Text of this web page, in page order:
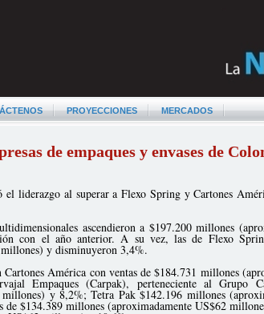
PROYECCIONES MERCADOS
de empaques y envases de
el liderazgo al superar a Flexo Spring y Cartones
ascendieron a $197.200 millones
con el año anterior. A su vez, las de Flexo
y disminuyeron 3,4%.
Cartones América con ventas de $184.731 millones
Empaques (Carpak), perteneciente al Grupo
millones) y 8,2%; Tetra Pak $142.196 millones
de $134.389 millones (aproximadamente US$62